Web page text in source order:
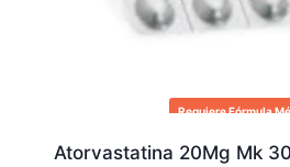
Requiere Fórmula
Atorvastatina 20Mg Mk